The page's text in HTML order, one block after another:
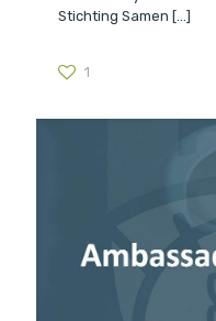
Stichting Samen […]
1